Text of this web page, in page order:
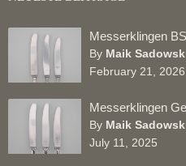
Messerklingen
By Maik
February 21, 2026
Messerklingen
By Maik
July 11, 2025